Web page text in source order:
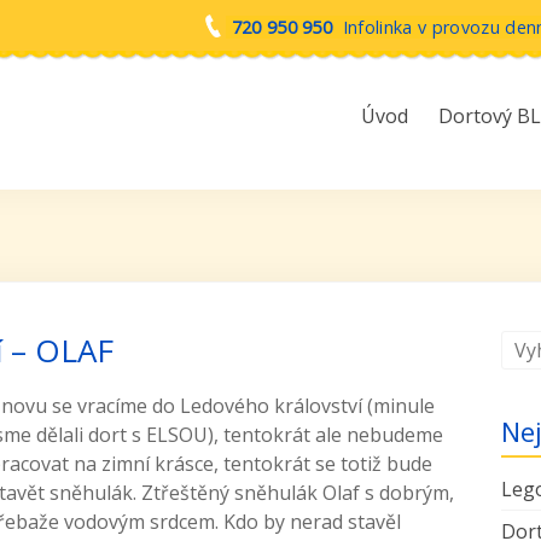
720 950 950 Infolinka v provozu
Úvod Dortový
OLAF
se vracíme do Ledového království (minule
dělali dort s ELSOU), tentokrát ale nebudeme
na zimní krásce, tentokrát se totiž bude
sněhulák. Ztřeštěný sněhulák Olaf s dobrým,
vodovým srdcem. Kdo by nerad stavěl